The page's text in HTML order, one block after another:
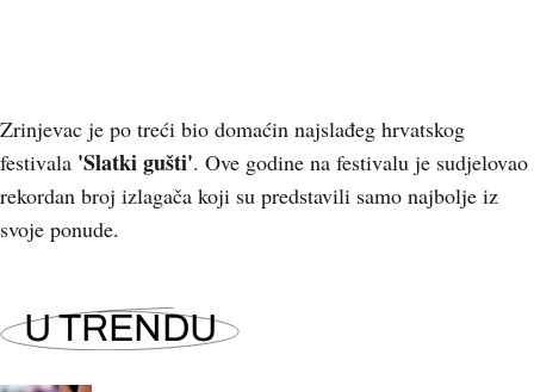
Zrinjevac je po treći bio domaćin najslađeg hrvatskog
festivala 'Slatki gušti'. Ove godine na festivalu je sudjelovao
rekordan broj izlagača koji su predstavili samo najbolje iz
svoje ponude.
U TRENDU